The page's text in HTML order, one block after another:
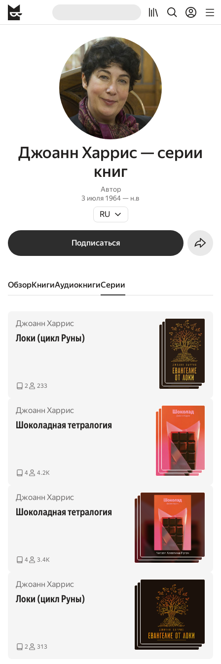
Джоанн Харрис — серии
книг
Автор
3 июля 1964 — н.в
RU
Подписаться
Обзор книги аудиокниги серии
Джоанн Харрис
Локи (цикл Руны)
2 233
Джоанн Харрис
Шоколадная тетралогия
4 4.2K
Джоанн Харрис
Шоколадная тетралогия
4 3.4K
Джоанн Харрис
Локи (цикл Руны)
2 313